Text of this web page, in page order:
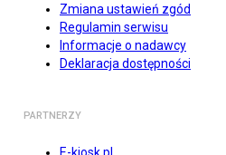
Zmiana ustawień zgód
Regulamin serwisu
Informacje o nadawcy
Deklaracja dostępności
PARTNERZY